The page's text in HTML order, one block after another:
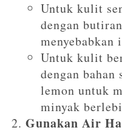
Untuk kulit
dengan
menyebabkan
Untuk kulit
dengan
lemon untuk
minyak
Gunakan Air